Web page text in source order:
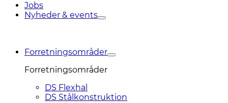
Jobs
Nyheder & events
Forretningsområder
Forretningsområder
DS Flexhal
DS Stålkonstruktion